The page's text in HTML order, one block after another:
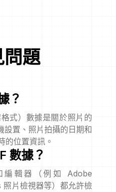
問題
？
式）數據是關於照片的
設置、照片拍攝的日期和
的位置資訊。
數據？
編輯器（例如 Adobe
片檢視器等）都允許檢